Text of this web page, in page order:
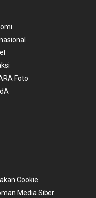
Foto
Cookie
Media Siber